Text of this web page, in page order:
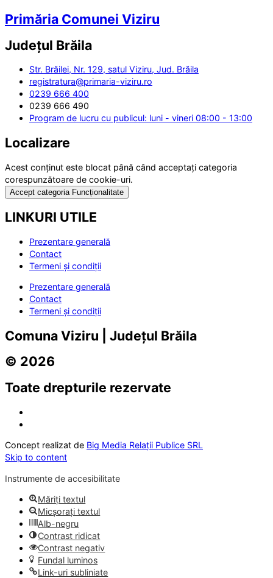
Primăria Comunei Viziru
Județul Brăila
Str. Brăilei, Nr. 129, satul Viziru, Jud. Brăila
registratura@primaria-viziru.ro
0239 666 400
0239 666 490
Program de lucru cu publicul: luni - vineri 08:00 - 13:00
Localizare
Acest conținut este blocat până când acceptați categoria
corespunzătoare de cookie-uri.
Accept categoria Funcționalitate
LINKURI UTILE
Prezentare generală
Contact
Termeni și condiții
Prezentare generală
Contact
Termeni și condiții
Comuna Viziru | Județul Brăila
© 2026
Toate drepturile rezervate
Concept realizat de Big Media Relații Publice SRL
Skip to content
Instrumente de accesibilitate
Măriți textul
Micșorați textul
Alb-negru
Contrast ridicat
Contrast negativ
Fundal luminos
Link-uri subliniate